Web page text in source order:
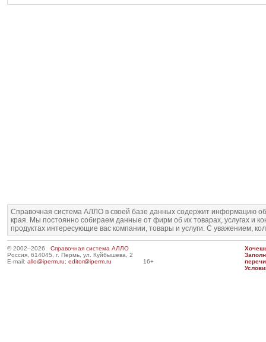
Справочная система АЛЛО в своей базе данных содержит информацию
края. Мы постоянно собираем данные от фирм об их товарах, услугах и
продуктах интересующие вас компании, товары и услуги. С уважением,
© 2002–2026 Справочная система АЛЛО
Россия, 614045, г. Пермь, ул. Куйбышева, 2
E-mail: allo@iperm.ru; editor@iperm.ru 16+